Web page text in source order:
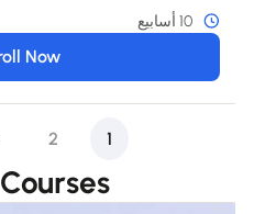
10 أسابيع
Enroll Now
Courses